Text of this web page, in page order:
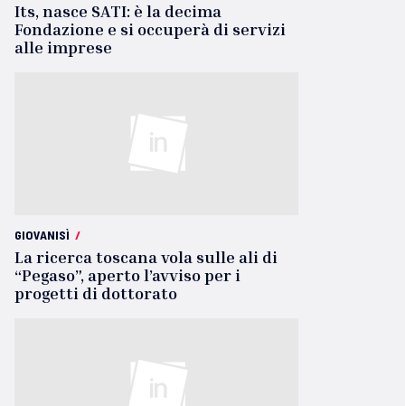
Its, nasce SATI: è la decima
Fondazione e si occuperà di servizi
alle imprese
GIOVANISÌ /
La ricerca toscana vola sulle ali di
“Pegaso”, aperto l’avviso per i
progetti di dottorato